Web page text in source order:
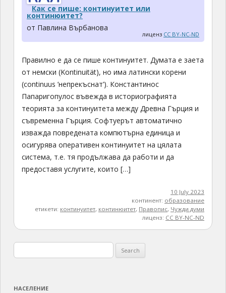
Как се пише: континуитет или
континюитет?
от Павлина Върбанова
лиценз CC BY-NC-ND
Правилно е да се пише континуитет. Думата е заета
от немски (Kontinuität), но има латински корени
(continuus ’непрекъснат’). Константинос
Папаригопулос въвежда в историографията
теорията за континуитета между Древна Гърция и
съвременна Гърция. Софтуерът автоматично
изважда повредената компютърна единица и
осигурява оперативен континуитет на цялата
система, т.е. тя продължава да работи и да
предоставя услугите, които […]
10 July 2023
континент: образование
етикети: континуитет, континюитет, Правопис, Чужди думи
лиценз: CC BY-NC-ND
for:
НАСЕЛЕНИЕ